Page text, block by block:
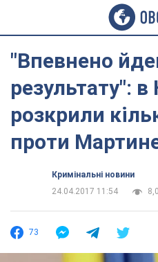
"Впевнено
результату":
розкрили
проти
Кримінальні новини
24.04.2017 11:54
73